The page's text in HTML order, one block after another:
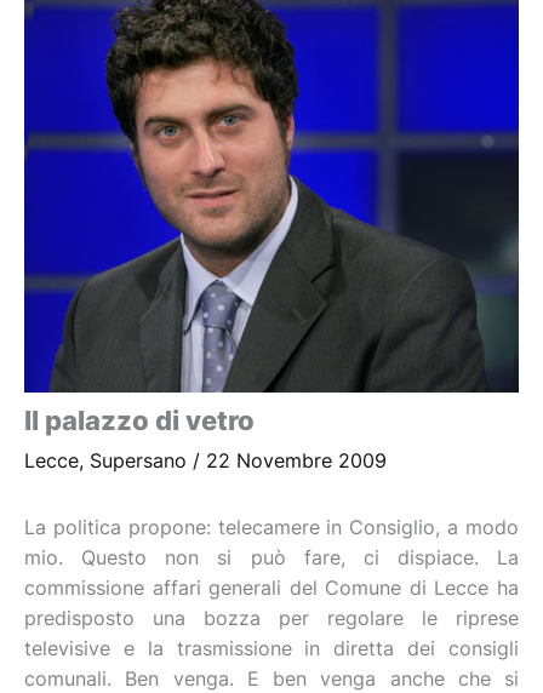
Il palazzo di vetro
Lecce, Supersano / 22 Novembre 2009
La politica propone: telecamere in Consiglio, a modo
mio. Questo non si può fare, ci dispiace. La
commissione affari generali del Comune di Lecce ha
predisposto una bozza per regolare le riprese
televisive e la trasmissione in diretta dei consigli
comunali. Ben venga. E ben venga anche che si